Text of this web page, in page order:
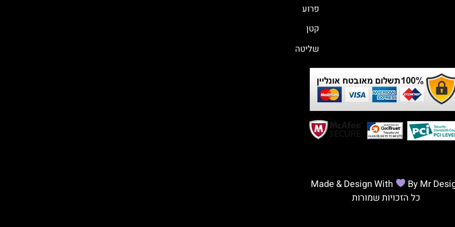
פרוע
קטן
שליטה
Made & Design With
By Mr
כל הזכויות שמורות